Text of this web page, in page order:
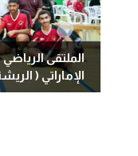
الملتقى
الإماراتي (